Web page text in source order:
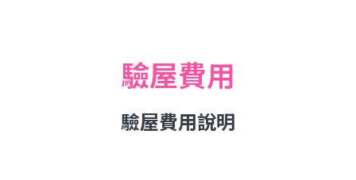
驗屋費用
驗屋費用說明